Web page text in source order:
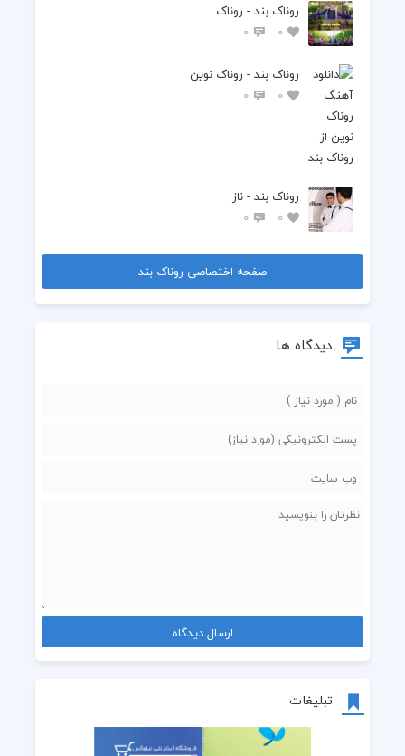
تبلیغات
روناک بند - روناک
0
0
روناک بند - روناک نوین
0
0
روناک بند - ناز
0
0
صفحه اختصاصی روناک بند
دیدگاه ها